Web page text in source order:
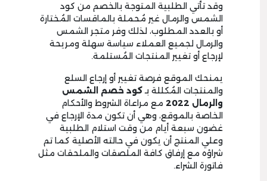
وقد تأتي الطلبية المتوجة بالخصم من كود
الشمس والرمال غير مُحملة بالماقسات المُختارة
أو بالعدد المطلوب، لذلك وفر متجر الشمس
والرمال لجميع العملاء سياسة سهلة ومريحة
لإرجاع أو تغيير المنتجات المُستلمة.
يمنحك الموقع فرصة تغيير أو إرجاع السلع
والمنتجات المُكللة بـكود خصم الشمس
والرمال 2022 مع مراعاة الشروط والأحكام
الخاصة بالموقع، وهي أن تكون مدة الإرجاع في
غضون سبعة أيام من وقت استلام الطلبية
وعلي المنتج أن يكون في حالته الأصلية كما تم
شراؤه مع إرفاق كافة الملصقات والملحقات مثل
فاتورة الشراء.